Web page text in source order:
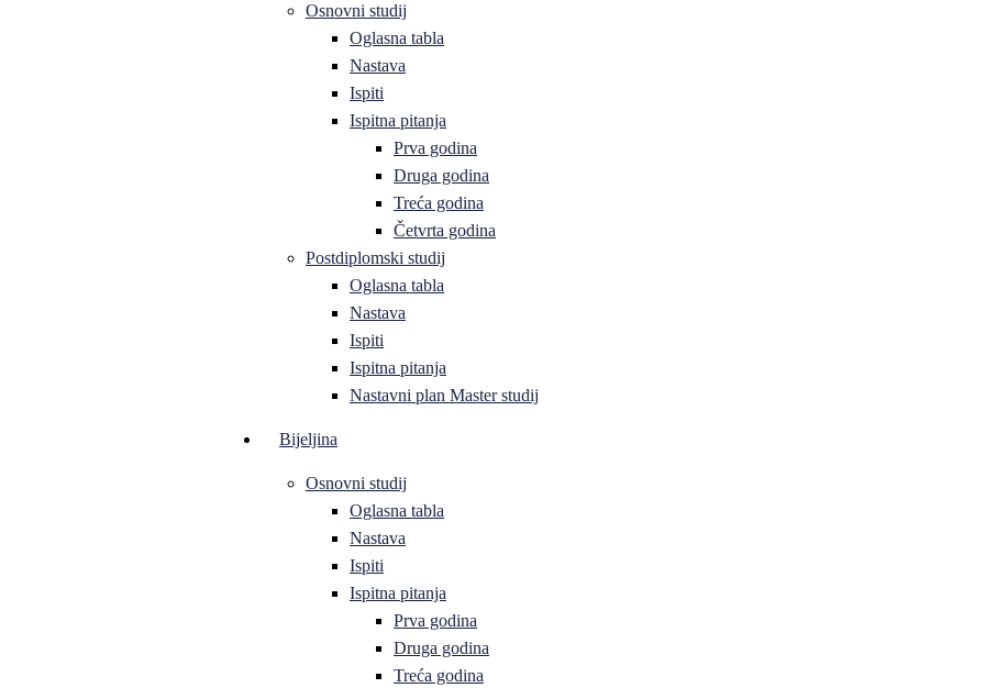
Osnovni studij
Oglasna tabla
Nastava
Ispiti
Ispitna pitanja
Prva godina
Druga godina
Treća godina
Četvrta godina
Postdiplomski studij
Oglasna tabla
Nastava
Ispiti
Ispitna pitanja
Nastavni plan Master studij
Bijeljina
Osnovni studij
Oglasna tabla
Nastava
Ispiti
Ispitna pitanja
Prva godina
Druga godina
Treća godina